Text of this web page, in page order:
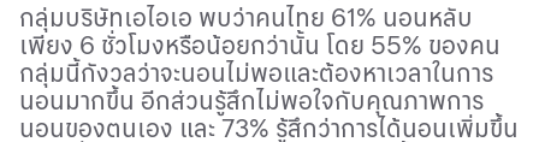
กลุ่มบริษัทเอไอเอ พบว่าคนไทย 61% นอนหลับ
เพียง 6 ชั่วโมงหรือน้อยกว่านั้น โดย 55% ของคน
กลุ่มนี้กังวลว่าจะนอนไม่พอและต้องหาเวลาในการ
นอนมากขึ้น อีกส่วนรู้สึกไม่พอใจกับคุณภาพการ
นอนของตนเอง และ 73% รู้สึกว่าการได้นอนเพิ่มขึ้น